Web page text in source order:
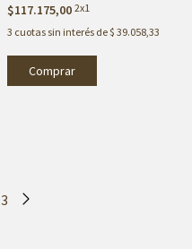
$117.175,00 2x1
3 cuotas sin interés de$ 39.058,33
3